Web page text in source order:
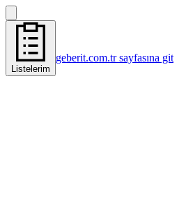
Listelerim
geberit.com.tr sayfasına git